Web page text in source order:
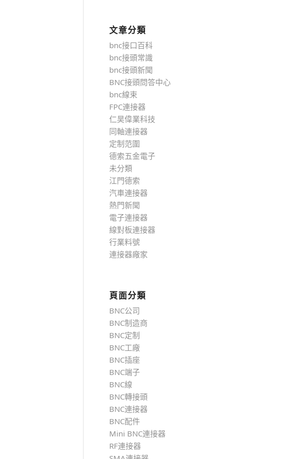
文章分類
bnc接口百科
bnc接頭常識
bnc接頭新聞
BNC接頭問答中心
bnc線束
FPC連接器
仁昊偉業科技
同軸連接器
定制范圍
德索五金電子
未分類
江門德索
汽車連接器
熱門新聞
電子連接器
線對板連接器
行業料號
連接器廠家
頁面分類
BNC公司
BNC制造商
BNC定制
BNC工廠
BNC插座
BNC端子
BNC線
BNC轉接頭
BNC連接器
BNC配件
Mini BNC連接器
RF連接器